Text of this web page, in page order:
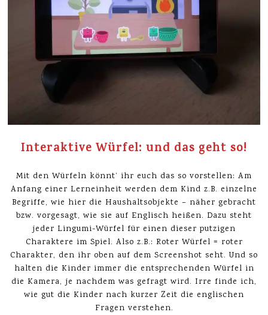
Interaktive Würfel: und das geht so!
Mit den Würfeln könnt‘ ihr euch das so vorstellen: Am
Anfang einer Lerneinheit werden dem Kind z.B. einzelne
Begriffe, wie hier die Haushaltsobjekte – näher gebracht
bzw. vorgesagt, wie sie auf Englisch heißen. Dazu steht
jeder Lingumi-Würfel für einen dieser putzigen
Charaktere im Spiel. Also z.B.: Roter Würfel = roter
Charakter, den ihr oben auf dem Screenshot seht. Und so
halten die Kinder immer die entsprechenden Würfel in
die Kamera, je nachdem was gefragt wird. Irre finde ich,
wie gut die Kinder nach kurzer Zeit die englischen
Fragen verstehen.